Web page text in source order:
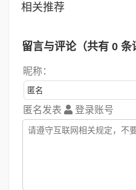
相关推荐
留言与评论（共有 0 条
昵称：
匿名发表 登录账号